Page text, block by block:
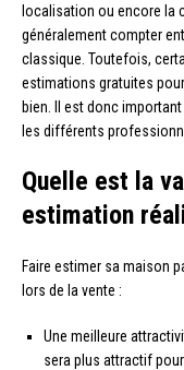
localisation ou encore la
généralement compter
classique. Toutefois,
estimations gratuites
bien. Il est donc
les différents
Quelle est la
estimation
Faire estimer sa maison
lors de la vente :
Une meilleure
sera plus attractif